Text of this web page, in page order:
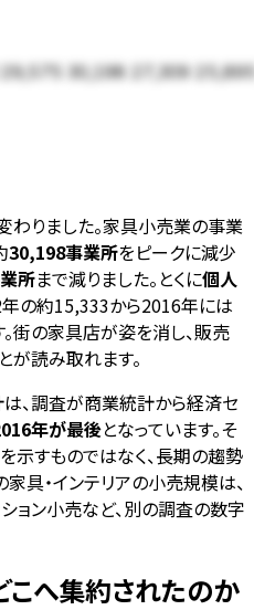
29,575 30,198 27,309
わりました。家具小売業の事業
30,198事業所をピークに減少
所まで減りました。とくに個人
年の約15,333から2016年には
街の家具店が姿を消し、販売
が読み取れます。
、調査が商業統計から経済セ
年が最後となっています。そ
示すものではなく、長期の趨勢
具・インテリアの小売規模は、
ョン小売など、別の調査の数字
こへ集約されたのか